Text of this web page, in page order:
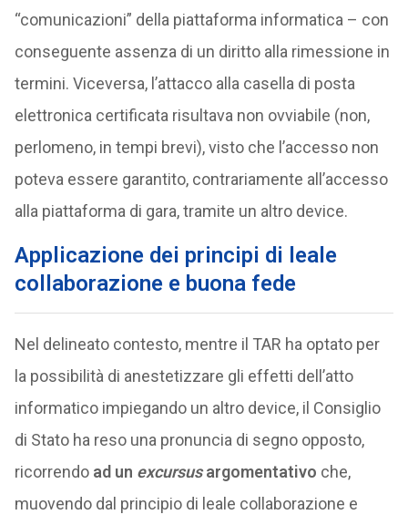
“comunicazioni” della piattaforma informatica – con
conseguente assenza di un diritto alla rimessione in
termini. Viceversa, l’attacco alla casella di posta
elettronica certificata risultava non ovviabile (non,
perlomeno, in tempi brevi), visto che l’accesso non
poteva essere garantito, contrariamente all’accesso
alla piattaforma di gara, tramite un altro device.
Applicazione dei principi di leale
collaborazione e buona fede
Nel delineato contesto, mentre il TAR ha optato per
la possibilità di anestetizzare gli effetti dell’atto
informatico impiegando un altro device, il Consiglio
di Stato ha reso una pronuncia di segno opposto,
ricorrendo ad un excursusargomentativo che,
muovendo dal principio di leale collaborazione e